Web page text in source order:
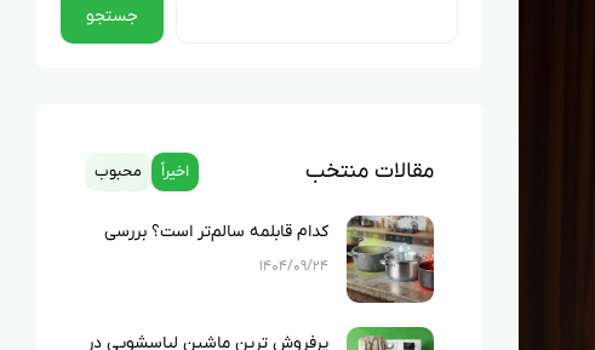
جستجو
مقالات منتخب اخیراً محبوب
کدام قابلمه سالم‌تر است؟ بررسی
کامل چدن، استیل، گرانیت و تفلون
۱۴۰۴/۰۹/۲۴
پرفروش ترین ماشین لباسشویی در